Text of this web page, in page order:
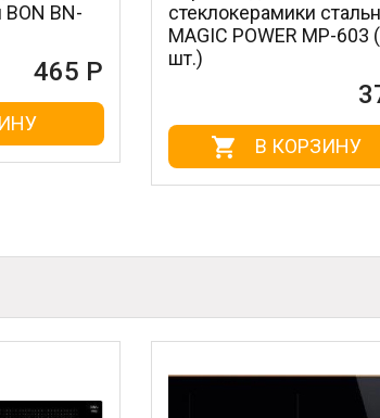
стеклокерамики стальной
MAGIC POWER MP-603 (1
шт.)
В КОРЗИНУ
BN-